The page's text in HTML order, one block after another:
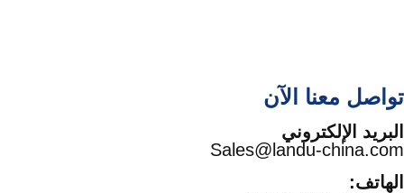
معنا الآن
الإلكتروني
Sales@landu-